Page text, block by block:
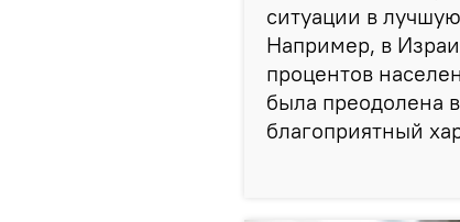
ситуации в
Например, в
процентов
была преодолена
благоприятный